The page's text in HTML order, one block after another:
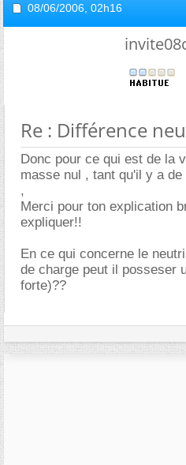
08/06/2006, 02h16
Re : Différence
Donc pour ce qui est de la
masse nul , tant qu'il y a
,
Merci pour ton explication
expliquer!!
En ce qui concerne le
de charge peut il posseser
forte)??